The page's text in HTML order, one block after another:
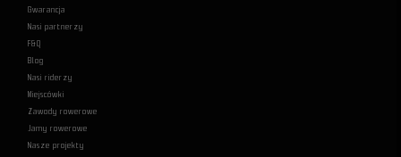
Gwarancja
Nasi partnerzy
F&Q
Blog
Nasi riderzy
Miejscówki
Zawody rowerowe
Jamy rowerowe
Nasze projekty